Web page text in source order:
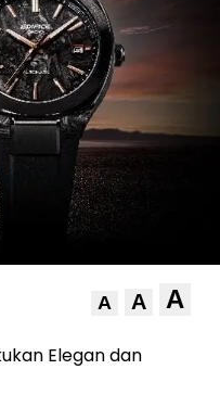
A A A
Elegan dan